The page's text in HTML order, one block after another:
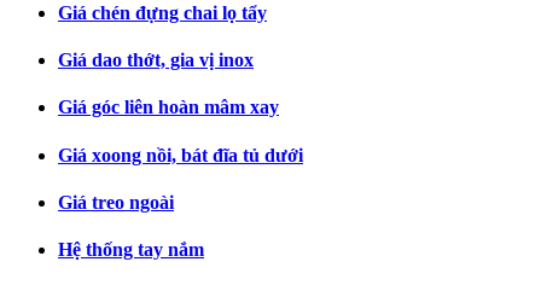
Giá chén đựng chai lọ tẩy
Giá dao thớt, gia vị inox
Giá góc liên hoàn mâm xay
Giá xoong nồi, bát đĩa tủ dưới
Giá treo ngoài
Hệ thống tay nắm